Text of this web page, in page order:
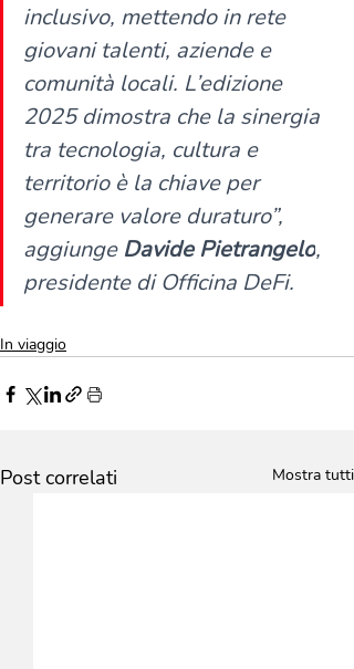
inclusivo, mettendo in rete
giovani talenti, aziende e
comunità locali. L’edizione
2025 dimostra che la sinergia
tra tecnologia, cultura e
territorio è la chiave per
generare valore duraturo”,
aggiunge Davide Pietrangelo,
presidente di Officina DeFi.
In viaggio
Post correlati Mostra tutti